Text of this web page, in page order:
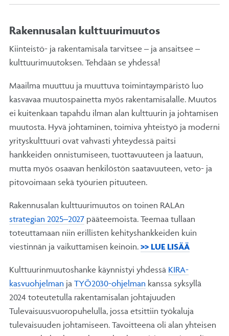
Rakennusalan kulttuurimuutos
Kiinteistö- ja rakentamisala tarvitsee – ja ansaitsee –
kulttuurimuutoksen. Tehdään se yhdessä!
Maailma muuttuu ja muuttuva toimintaympäristö luo
kasvavaa muutospainetta myös rakentamisalalle. Muutos
ei kuitenkaan tapahdu ilman alan kulttuurin ja johtamisen
muutosta. Hyvä johtaminen, toimiva yhteistyö ja moderni
yrityskulttuuri ovat vahvasti yhteydessä paitsi
hankkeiden onnistumiseen, tuottavuuteen ja laatuun,
mutta myös osaavan henkilöstön saatavuuteen, veto- ja
pitovoimaan sekä työurien pituuteen.
Rakennusalan kulttuurimuutos on toinen RALAn
strategian 2025–2027 pääteemoista. Teemaa tullaan
toteuttamaan niin erillisten kehityshankkeiden kuin
viestinnän ja vaikuttamisen keinoin. >> LUE LISÄÄ
Kulttuurinmuutoshanke käynnistyi yhdessä KIRA-
kasvuohjelman ja TYÖ2030-ohjelman kanssa syksyllä
2024 toteutetulla rakentamisalan johtajuuden
Tulevaisuusvuoropuhelulla, jossa etsittiin työkaluja
tulevaisuuden johtamiseen. Tavoitteena oli alan yhteisen